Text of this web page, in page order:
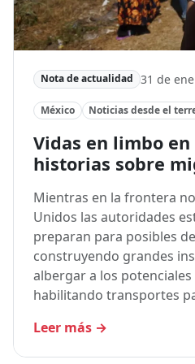
Nota de actualidad 31 de
México Noticias desde el
Vidas en limbo
historias sobre
Mientras en la frontera
Unidos las autoridades
preparan para posibles
construyendo grandes
albergar a los
habilitando transportes
Leer más →